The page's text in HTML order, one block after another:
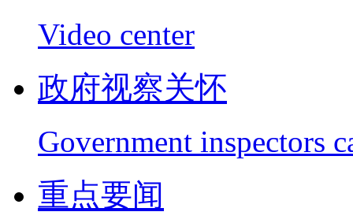
Video center
政府视察关怀
Government inspectors
重点要闻